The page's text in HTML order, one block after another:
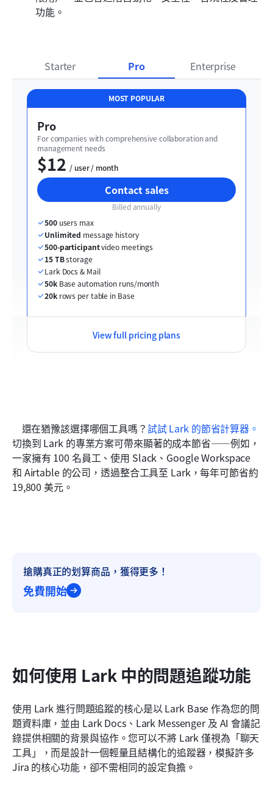
功能。
Starter Pro Enterprise
MOST POPULAR
Pro
For companies with comprehensive collaboration and
management needs
$12
  / user / month
Contact sales
Billed annually
500 users max
Unlimited message history
500-participant video meetings
15 TB storage
Lark Docs & Mail
50k Base automation runs/month
20k rows per table in Base
View full pricing plans
    還在猶豫該選擇哪個工具嗎？
試試 Lark 的節省計算器 。
切換到 Lark 的專業方案可帶來顯著的成本節省——例如，
一家擁有 100 名員工、使用 Slack、Google Workspace
和 Airtable 的公司，透過整合工具至 Lark，每年可節省約
19,800 美元。
搶購真正的划算商品，獲得更多！
免費開始
如何使用 Lark 中的問題追蹤功能
使用 Lark 進行問題追蹤的核心是以 Lark Base 作為您的問
題資料庫，並由 Lark Docs、Lark Messenger 及 AI 會議記
錄提供相關的背景與協作。您可以不將 Lark 僅視為「聊天
工具」，而是設計一個輕量且結構化的追蹤器，模擬許多
Jira 的核心功能，卻不需相同的設定負擔。